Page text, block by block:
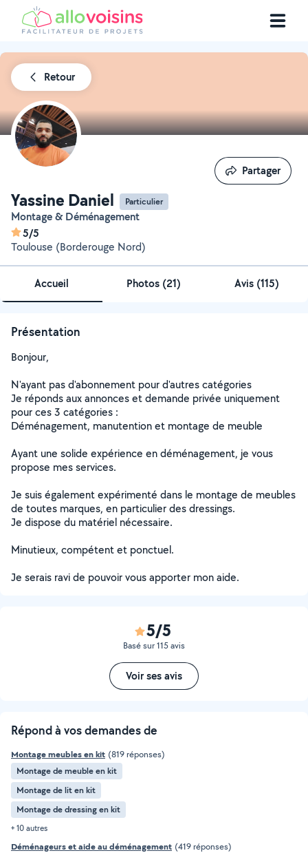
Retour
Yassine Daniel Particulier
Montage & Déménagement
5/5
Toulouse (Borderouge Nord)
Partager
Partager
Accueil Photos (21) Avis (115)
Présentation
Bonjour,
N'ayant pas d'abonnement pour d'autres catégories
Je réponds aux annonces et demande privée uniquement
pour ces 3 catégories :
Déménagement, manutention et montage de meuble
Ayant une solide expérience en déménagement, je vous
propose mes services.
Je suis également expérimenté dans le montage de meubles
de toutes marques, en particulier des dressings.
Je dispose du matériel nécessaire.
Minutieux, compétent et ponctuel.
Je serais ravi de pouvoir vous apporter mon aide.
5/5
Basé sur 115 avis
Voir ses avis
Répond à vos demandes de
Montage meubles en kit (819 réponses)
Montage de meuble en kit
Montage de lit en kit
Montage de dressing en kit
+ 10 autres
Déménageurs et aide au déménagement (419 réponses)